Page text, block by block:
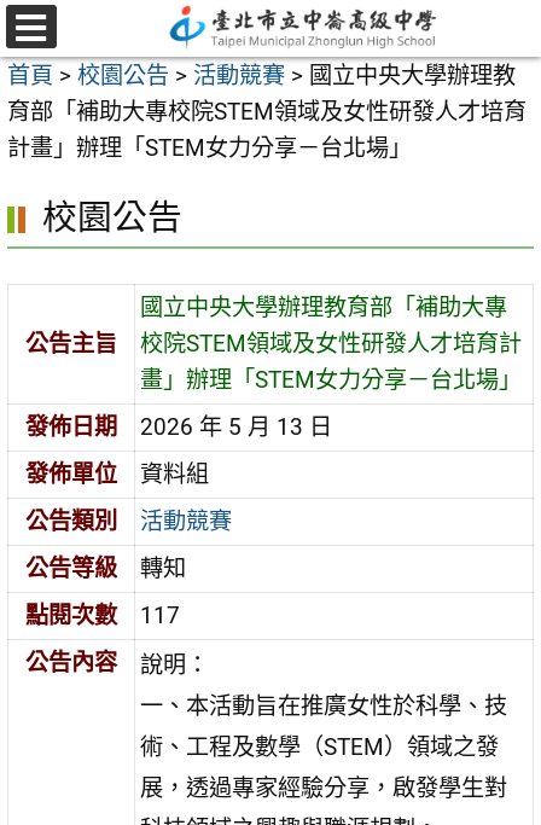
跳
至
主
要
內
區
選
單
首頁 > 校園公告 > 活動競賽 > 國立中央大學辦理教
育部「補助大專校院STEM領域及女性研發人才培育
計畫」辦理「STEM女力分享－台北場」
校園公告
公告主旨
國立中央大學辦理教育部「補助大專
校院STEM領域及女性研發人才培育計
畫」辦理「STEM女力分享－台北場」
發佈日期
2026 年 5 月 13 日
發佈單位
資料組
公告類別
活動競賽
公告等級
轉知
點閱次數
117
公告內容
說明：
一、本活動旨在推廣女性於科學、技
術、工程及數學（STEM）領域之發
展，透過專家經驗分享，啟發學生對